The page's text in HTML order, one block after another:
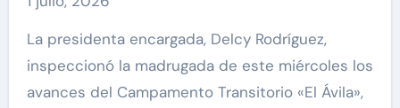
La presidenta encargada, Delcy Rodríguez,
inspeccionó la madrugada de este miércoles los
avances del Campamento Transitorio «El Ávila»,